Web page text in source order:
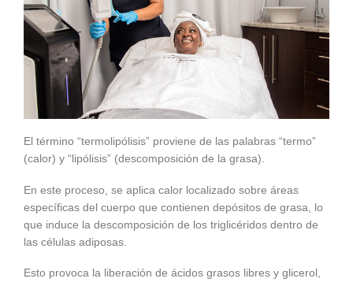
El término “termolipólisis” proviene de las palabras “termo”
(calor) y “lipólisis” (descomposición de la grasa).
En este proceso, se aplica calor localizado sobre áreas
específicas del cuerpo que contienen depósitos de grasa, lo
que induce la descomposición de los triglicéridos dentro de
las células adiposas.
Esto provoca la liberación de ácidos grasos libres y glicerol,